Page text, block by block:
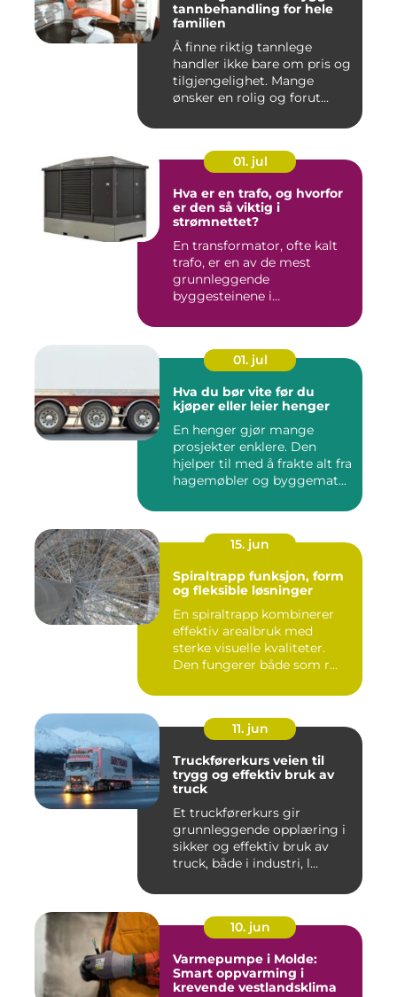
tannbehandling for hele
familien
Å finne riktig tannlege
handler ikke bare om pris og
tilgjengelighet. Mange
ønsker en rolig og forut...
01. jul
Hva er en trafo, og hvorfor
er den så viktig i
strømnettet?
En transformator, ofte kalt
trafo, er en av de mest
grunnleggende
byggesteinene i
01. jul
Hva du bør vite før du
kjøper eller leier henger
En henger gjør mange
prosjekter enklere. Den
hjelper til med å frakte alt fra
hagemøbler og byggemat...
15. jun
Spiraltrapp funksjon, form
og fleksible løsninger
En spiraltrapp kombinerer
effektiv arealbruk med
sterke visuelle kvaliteter.
Den fungerer både som r...
11. jun
Truckførerkurs veien til
trygg og effektiv bruk av
truck
Et truckførerkurs gir
grunnleggende opplæring i
sikker og effektiv bruk av
truck, både i industri, l...
10. jun
Varmepumpe i Molde:
Smart oppvarming i
krevende vestlandsklima